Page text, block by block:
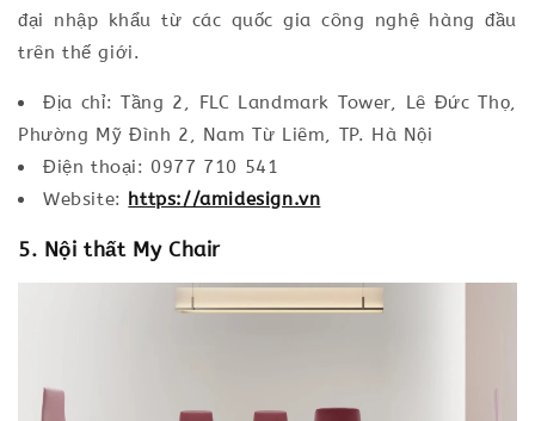
đại nhập khẩu từ các quốc gia công nghệ hàng đầu
trên thế giới.
Địa chỉ: Tầng 2, FLC Landmark Tower, Lê Đức Thọ,
Phường Mỹ Đình 2, Nam Từ Liêm, TP. Hà Nội
Điện thoại: 0977 710 541
Website: https://amidesign.vn
5. Nội thất My Chair